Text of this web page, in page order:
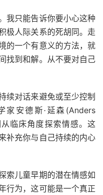
我只能告诉你要小心这种
极人际关系的死胡同。走
的一个有意义的方法，就
找到和解。从不要对自己
续对话来避免或至少控制
家安德斯·延森(Anders
临床角度探索情感。这
补充你与自己持续的内心
索儿童早期的潜在情感如
行为，这可能是一个真正